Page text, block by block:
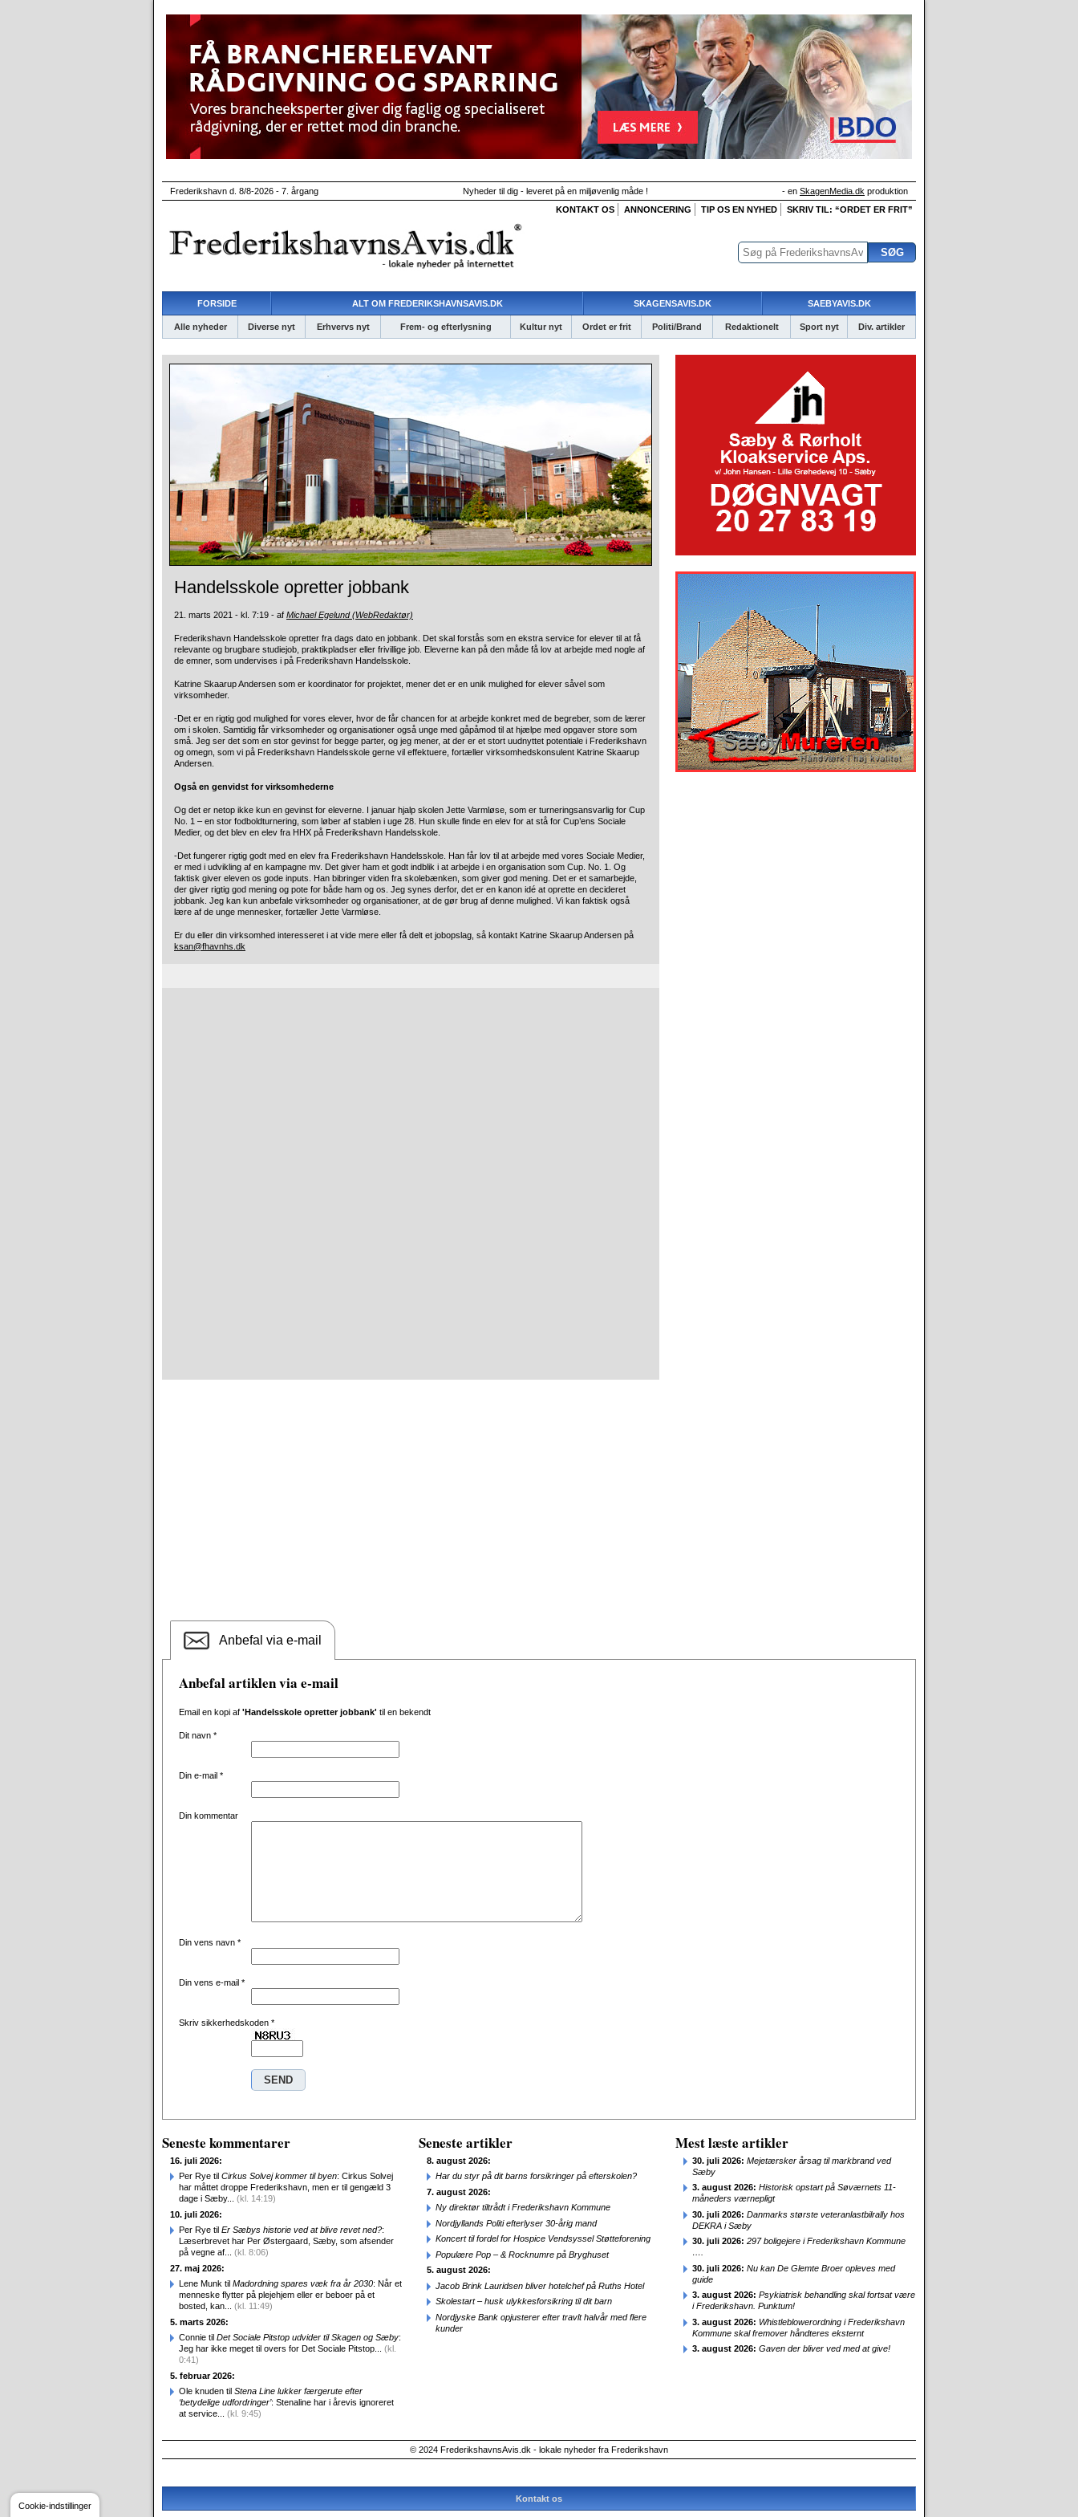
Frederikshavn d. 8/8-2026 - 7. årgang Nyheder til dig - leveret på en miljøvenlig måde ! - en SkagenMedia.dk produktion
KONTAKT OS
ANNONCERING TIP OS EN NYHED SKRIV TIL: “ORDET ER FRIT”
FORSIDE ALT OM FREDERIKSHAVNSAVIS.DK SKAGENSAVIS.DK SAEBYAVIS.DK
Alle nyheder Diverse nyt Erhvervs nyt Frem- og efterlysning Kultur nyt Ordet er frit Politi/Brand Redaktionelt Sport nyt Div. artikler
Handelsskole opretter jobbank
21. marts 2021 - kl. 7:19 - af Michael Egelund (WebRedaktør)
Frederikshavn Handelsskole opretter fra dags dato en jobbank. Det skal forstås som en ekstra service for elever til at få
relevante og brugbare studiejob, praktikpladser eller frivillige job. Eleverne kan på den måde få lov at arbejde med nogle af
de emner, som undervises i på Frederikshavn Handelsskole.
Katrine Skaarup Andersen som er koordinator for projektet, mener det er en unik mulighed for elever såvel som
virksomheder.
-Det er en rigtig god mulighed for vores elever, hvor de får chancen for at arbejde konkret med de begreber, som de lærer
om i skolen. Samtidig får virksomheder og organisationer også unge med gåpåmod til at hjælpe med opgaver store som
små. Jeg ser det som en stor gevinst for begge parter, og jeg mener, at der er et stort uudnyttet potentiale i Frederikshavn
og omegn, som vi på Frederikshavn Handelsskole gerne vil effektuere, fortæller virksomhedskonsulent Katrine Skaarup
Andersen.
Også en genvidst for virksomhederne
Og det er netop ikke kun en gevinst for eleverne. I januar hjalp skolen Jette Varmløse, som er turneringsansvarlig for Cup
No. 1 – en stor fodboldturnering, som løber af stablen i uge 28. Hun skulle finde en elev for at stå for Cup’ens Sociale
Medier, og det blev en elev fra HHX på Frederikshavn Handelsskole.
-Det fungerer rigtig godt med en elev fra Frederikshavn Handelsskole. Han får lov til at arbejde med vores Sociale Medier,
er med i udvikling af en kampagne mv. Det giver ham et godt indblik i at arbejde i en organisation som Cup. No. 1. Og
faktisk giver eleven os gode inputs. Han bibringer viden fra skolebænken, som giver god mening. Det er et samarbejde,
der giver rigtig god mening og pote for både ham og os. Jeg synes derfor, det er en kanon idé at oprette en decideret
jobbank. Jeg kan kun anbefale virksomheder og organisationer, at de gør brug af denne mulighed. Vi kan faktisk også
lære af de unge mennesker, fortæller Jette Varmløse.
Er du eller din virksomhed interesseret i at vide mere eller få delt et jobopslag, så kontakt Katrine Skaarup Andersen på
ksan@fhavnhs.dk
Anbefal via e-mail
Anbefal artiklen via e-mail
Email en kopi af 'Handelsskole opretter jobbank' til en bekendt
Dit navn *
Din e-mail *
Din kommentar
Din vens navn *
Din vens e-mail *
Skriv sikkerhedskoden *
Seneste kommentarer
16. juli 2026:
Per Rye til Cirkus Solvej kommer til byen: Cirkus Solvej
har måttet droppe Frederikshavn, men er til gengæld 3
dage i Sæby... (kl. 14:19)
10. juli 2026:
Per Rye til Er Sæbys historie ved at blive revet ned?:
Læserbrevet har Per Østergaard, Sæby, som afsender
på vegne af... (kl. 8:06)
27. maj 2026:
Lene Munk til Madordning spares væk fra år 2030: Når et
menneske flytter på plejehjem eller er beboer på et
bosted, kan... (kl. 11:49)
5. marts 2026:
Connie til Det Sociale Pitstop udvider til Skagen og Sæby:
Jeg har ikke meget til overs for Det Sociale Pitstop... (kl.
0:41)
5. februar 2026:
Ole knuden til Stena Line lukker færgerute efter
‘betydelige udfordringer’: Stenaline har i årevis ignoreret
at service... (kl. 9:45)
Seneste artikler
8. august 2026:
Har du styr på dit barns forsikringer på efterskolen?
7. august 2026:
Ny direktør tiltrådt i Frederikshavn Kommune
Nordjyllands Politi efterlyser 30-årig mand
Koncert til fordel for Hospice Vendsyssel Støtteforening
Populære Pop – & Rocknumre på Bryghuset
5. august 2026:
Jacob Brink Lauridsen bliver hotelchef på Ruths Hotel
Skolestart – husk ulykkesforsikring til dit barn
Nordjyske Bank opjusterer efter travlt halvår med flere
kunder
Mest læste artikler
30. juli 2026: Mejetærsker årsag til markbrand ved
Sæby
3. august 2026: Historisk opstart på Søværnets 11-
måneders værnepligt
30. juli 2026: Danmarks største veteranlastbilrally hos
DEKRA i Sæby
30. juli 2026: 297 boligejere i Frederikshavn Kommune
….
30. juli 2026: Nu kan De Glemte Broer opleves med
guide
3. august 2026: Psykiatrisk behandling skal fortsat være
i Frederikshavn. Punktum!
3. august 2026: Whistleblowerordning i Frederikshavn
Kommune skal fremover håndteres eksternt
3. august 2026: Gaven der bliver ved med at give!
© 2024 FrederikshavnsAvis.dk - lokale nyheder fra Frederikshavn
Kontakt os
Cookie-indstillinger